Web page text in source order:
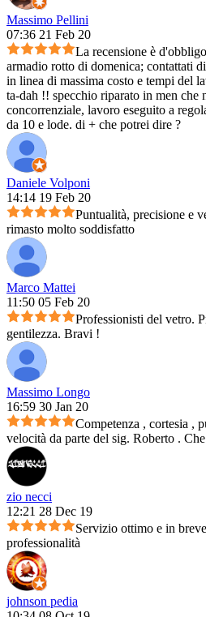
Massimo Pellini
07:36 21 Feb 20
La recensione è
armadio rotto di domenica; contattati
in linea di massima costo e tempi del
ta-dah !! specchio riparato in men che
concorrenziale, lavoro eseguito a
da 10 e lode. di + che potrei dire ?
Daniele Volponi
14:14 19 Feb 20
Puntualità, precisione e
rimasto molto soddisfatto
Marco Mattei
11:50 05 Feb 20
Professionisti del vetro.
gentilezza. Bravi !
Massimo Longo
16:59 30 Jan 20
Competenza , cortesia ,
velocità da parte del sig. Roberto .
zio necci
12:21 28 Dec 19
Servizio ottimo e in
professionalità
johnson pedia